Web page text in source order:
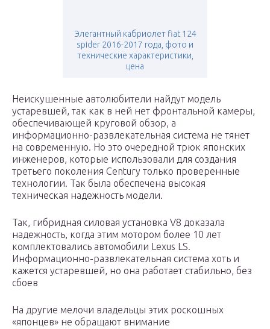
Элегантный кабриолет fiat 124
spider 2016-2017 года, фото и
технические характеристики,
цена
Неискушенные автолюбители найдут модель
устаревшей, так как в ней нет фронтальной камеры,
обеспечивающей круговой обзор, а
информационно-развлекательная система не тянет
на современную. Но это очередной трюк японских
инженеров, которые использовали для создания
третьего поколения Century только проверенные
технологии. Так была обеспечена высокая
техническая надежность модели.
Так, гибридная силовая установка V8 доказала
надежность, когда этим мотором более 10 лет
комплектовались автомобили Lexus LS.
Информационно-развлекательная система хоть и
кажется устаревшей, но она работает стабильно, без
сбоев
На другие мелочи владельцы этих роскошных
«японцев» не обращают внимание